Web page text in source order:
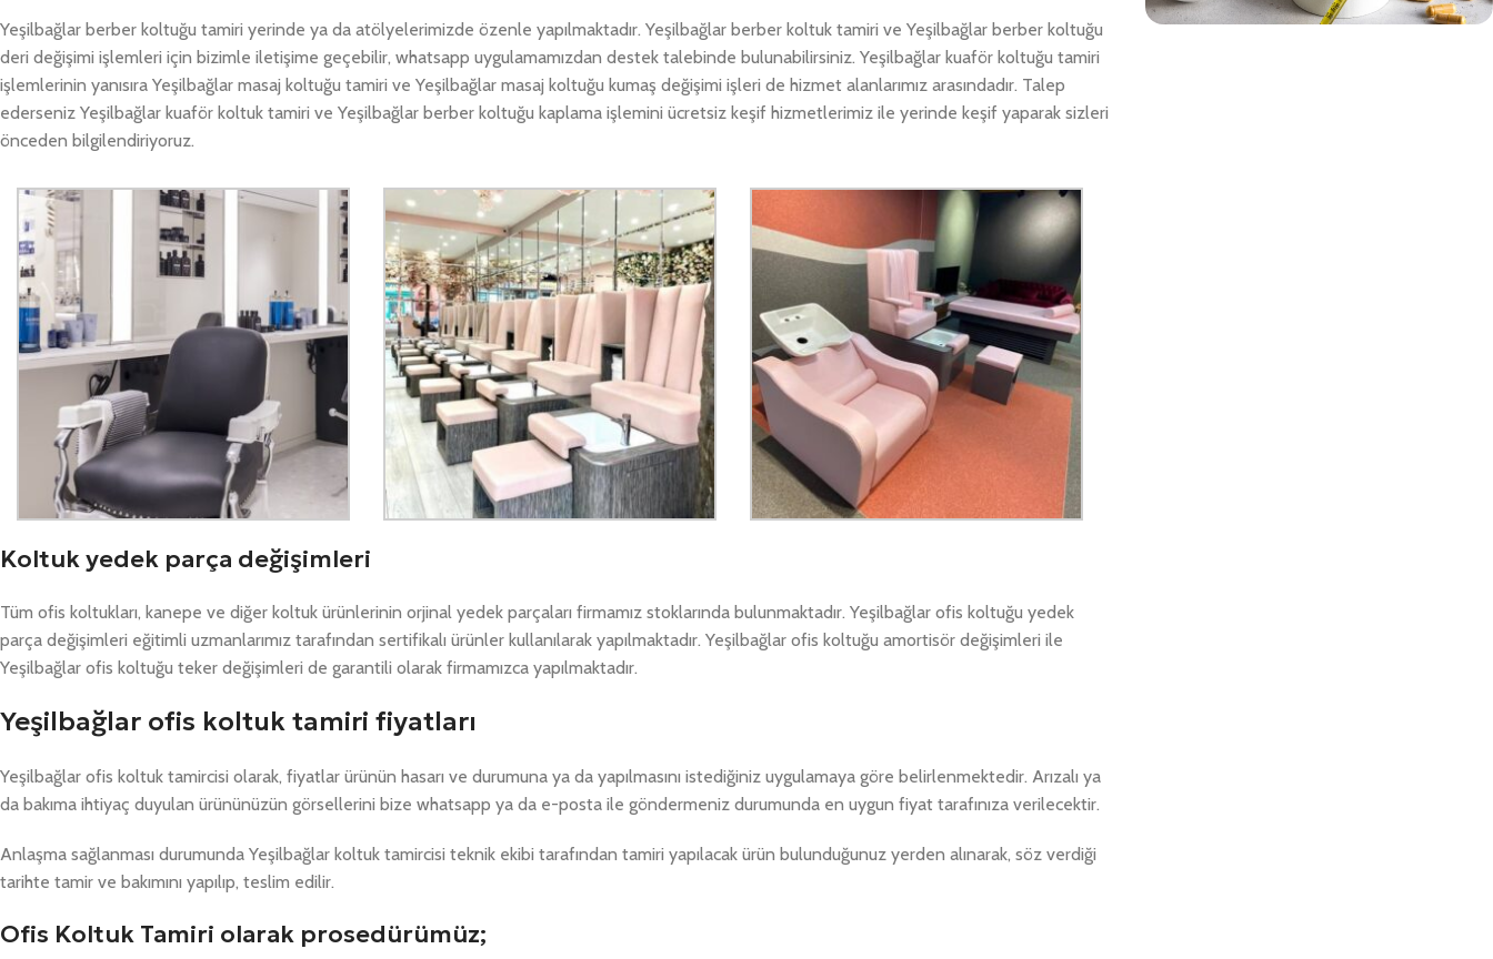
Yeşilbağlar berber koltuğu tamiri yerinde ya da atölyelerimizde özenle yapılmaktadır. Yeşilbağlar berber koltuk tamiri ve Yeşilbağlar berber koltuğu
deri değişimi işlemleri için bizimle iletişime geçebilir, whatsapp uygulamamızdan destek talebinde bulunabilirsiniz. Yeşilbağlar kuaför koltuğu tamiri
işlemlerinin yanısıra Yeşilbağlar masaj koltuğu tamiri ve Yeşilbağlar masaj koltuğu kumaş değişimi işleri de hizmet alanlarımız arasındadır. Talep
ederseniz Yeşilbağlar kuaför koltuk tamiri ve Yeşilbağlar berber koltuğu kaplama işlemini ücretsiz keşif hizmetlerimiz ile yerinde keşif yaparak sizleri
önceden bilgilendiriyoruz.
Koltuk yedek parça değişimleri
Tüm ofis koltukları, kanepe ve diğer koltuk ürünlerinin orjinal yedek parçaları firmamız stoklarında bulunmaktadır. Yeşilbağlar ofis koltuğu yedek
parça değişimleri eğitimli uzmanlarımız tarafından sertifikalı ürünler kullanılarak yapılmaktadır. Yeşilbağlar ofis koltuğu amortisör değişimleri ile
Yeşilbağlar ofis koltuğu teker değişimleri de garantili olarak firmamızca yapılmaktadır.
Yeşilbağlar ofis koltuk tamiri fiyatları
Yeşilbağlar ofis koltuk tamircisi olarak, fiyatlar ürünün hasarı ve durumuna ya da yapılmasını istediğiniz uygulamaya göre belirlenmektedir. Arızalı ya
da bakıma ihtiyaç duyulan ürününüzün görsellerini bize whatsapp ya da e-posta ile göndermeniz durumunda en uygun fiyat tarafınıza verilecektir.
Anlaşma sağlanması durumunda Yeşilbağlar koltuk tamircisi teknik ekibi tarafından tamiri yapılacak ürün bulunduğunuz yerden alınarak, söz verdiği
tarihte tamir ve bakımını yapılıp, teslim edilir.
Ofis Koltuk Tamiri olarak prosedürümüz;